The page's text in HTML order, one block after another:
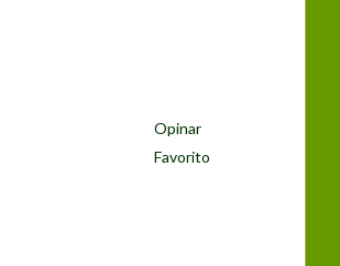
Opinar
Favorito